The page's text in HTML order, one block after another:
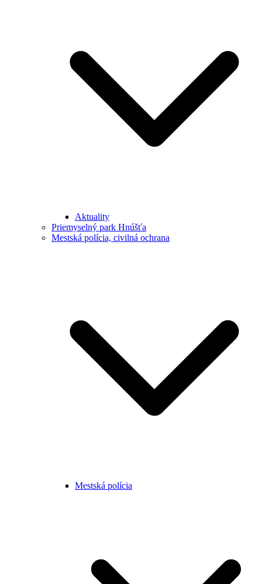
Aktuality
Priemyselný park Hnúšťa
Mestská polícia, civilná ochrana
Mestská polícia